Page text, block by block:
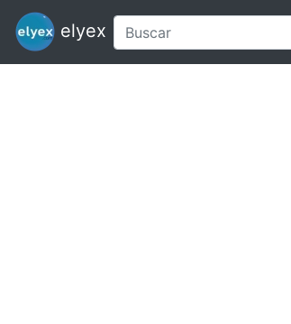
elyex